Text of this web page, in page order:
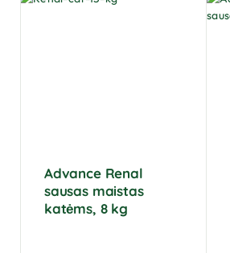
Advance Renal
sausas maistas
katėms, 8 kg